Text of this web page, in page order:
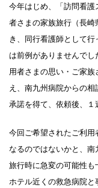
今年はじめ、「訪問看
者さまの家族旅行（長
き、同行看護師として
は前例がありませんで
用者さまの思い・ご家
え、南九州病院からの
承諾を得て、依頼後、１
今回ご希望されたご利
なるのではないかと、南
旅行時に急変の可能性も
ホテル近くの救急病院と